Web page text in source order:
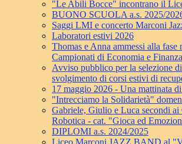
"Le Abili Bocce" incontrano il
BUONO SCUOLA a.s. 2025/
Saggi LMI e concerto Marconi
Laboratori estivi 2026
Thomas e Anna ammessi alla fase
Campionati di Economia e Finanza
Avviso pubblico per la selezione
svolgimento di corsi estivi di
17 maggio 2026 - Una mattinata
"Intrecciamo la Solidarietà"
Gabriele, Giulio e Luca secondi ai
Robotica - cat. "Gioca ed
DIPLOMI a.s. 2024/2025